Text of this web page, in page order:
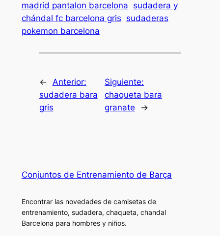
madrid pantalon barcelona sudadera y
chándal fc barcelona gris sudaderas
pokemon barcelona
←
Anterior:
sudadera bara
gris
Siguiente:
chaqueta bara
granate
→
Conjuntos de Entrenamiento de Barça
Encontrar las novedades de camisetas de
entrenamiento, sudadera, chaqueta, chandal
Barcelona para hombres y niños.